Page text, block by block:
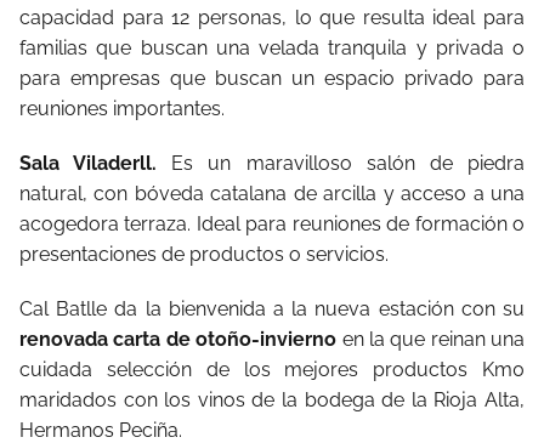
capacidad para 12 personas, lo que resulta ideal para
familias que buscan una velada tranquila y privada o
para empresas que buscan un espacio privado para
reuniones importantes.
Sala Viladerll. Es un maravilloso salón de piedra
natural, con bóveda catalana de arcilla y acceso a una
acogedora terraza. Ideal para reuniones de formación o
presentaciones de productos o servicios.
Cal Batlle da la bienvenida a la nueva estación con su
renovada carta de otoño-invierno en la que reinan una
cuidada selección de los mejores productos Km0
maridados con los vinos de la bodega de la Rioja Alta,
Hermanos Peciña.